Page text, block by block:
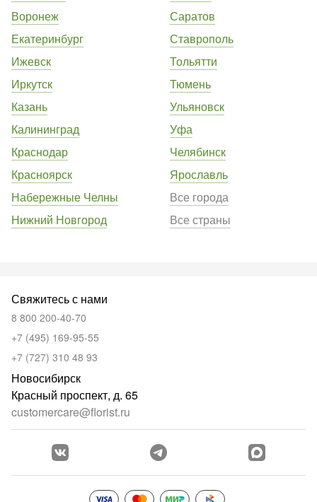
Воронеж
Екатеринбург
Ижевск
Иркутск
Казань
Калининград
Краснодар
Красноярск
Набережные Челны
Нижний Новгород
Саратов
Ставрополь
Тольятти
Тюмень
Ульяновск
Уфа
Челябинск
Ярославль
Все города
Все страны
Свяжитесь с нами
8 800 200-40-70
+7 (495) 169-95-55
+7 (727) 310 48 93
Новосибирск
Красный проспект, д. 65
customercare@florist.ru